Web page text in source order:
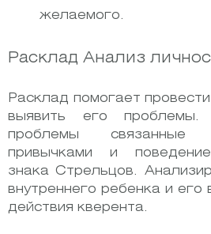
желаемого.
Расклад Анализ
Расклад помогает
выявить его проблемы.
проблемы связанные
привычками и
знака Стрельцов.
внутреннего ребенка и его
действия кверента.